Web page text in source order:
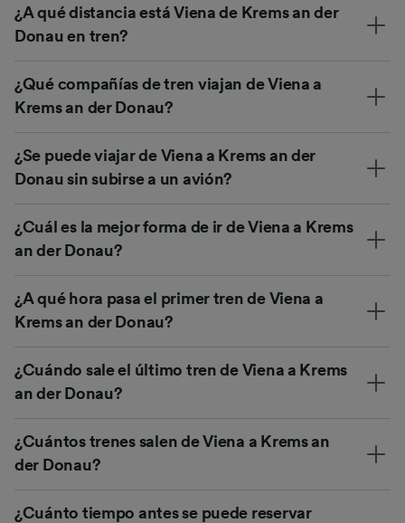
¿A qué distancia está Viena de Krems an der
Donau en tren?
¿Qué compañías de tren viajan de Viena a
Krems an der Donau?
¿Se puede viajar de Viena a Krems an der
Donau sin subirse a un avión?
¿Cuál es la mejor forma de ir de Viena a Krems
an der Donau?
¿A qué hora pasa el primer tren de Viena a
Krems an der Donau?
¿Cuándo sale el último tren de Viena a Krems
an der Donau?
¿Cuántos trenes salen de Viena a Krems an
der Donau?
¿Cuánto tiempo antes se puede reservar